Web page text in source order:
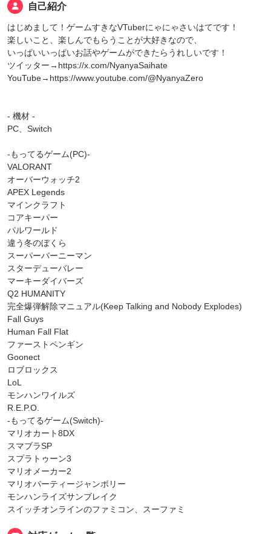
自己紹介
はじめまして！ゲームすきなVTuberにゃにゃさいはてです！
楽しいこと、楽しんでもらうことが大好きなので、
いっぱいいっぱいお話やゲームができたらうれしいです！
ツイッター→https://x.com/NyanyaSaihate
YouTube→https://www.youtube.com/@NyanyaZero
- 機材 -
PC、Switch
-もってるゲーム(PC)-
VALORANT
オーバーウォッチ2
APEX Legends
マインクラフト
コアキーパー
パルワールド
違う冬のぼくら
スーパーバーニーマン
スターデューバレー
マーキーダイバーズ
Q2 HUMANITY
完全爆弾解除マニュアル(Keep Talking and Nobody Explodes)
Fall Guys
Human Fall Flat
ファーストペンギン
Goonect
ロブロックス
LoL
モンハンワイルズ
R.E.P.O.
-もってるゲーム(Switch)-
マリオカート8DX
スマブラSP
スプラトゥーン3
マリオメーカー2
マリオパーティージャンボリー
モンハンライズサンブレイク
スイッチオンラインのファミコン、スーファミ